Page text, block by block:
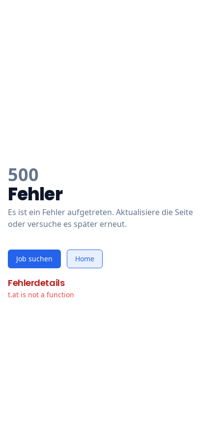
500
Fehler
Es ist ein Fehler aufgetreten. Aktualisiere die Seite
oder versuche es später erneut.
Job suchen Home
Fehlerdetails
t.at is not a function